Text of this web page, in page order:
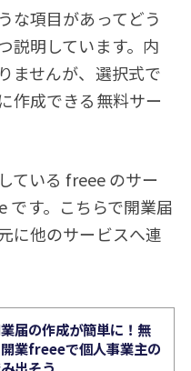
な項目があってどう
説明しています。内
ませんが、選択式で
作成できる無料サー
ている freee のサー
です。こちらで開業届
に他のサービスへ連
届の作成が簡単に！無
業freeeで個人事業主の